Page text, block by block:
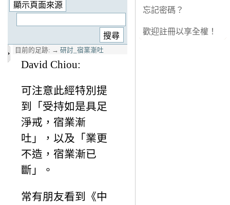
目前的足跡: → 研討_宿業漸吐
David Chiou:
可注意此經特別提
到「受持如是具足
淨戒，宿業漸
吐」，以及「業更
不造，宿業漸已
斷」。
常有朋友看到《中
忘記密碼？
歡迎註冊以享全權！